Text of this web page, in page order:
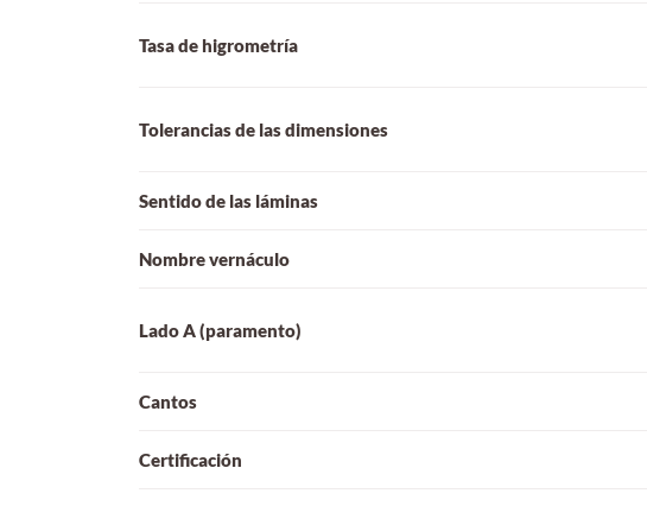
Tasa de higrometría
Tolerancias de las dimensiones
Sentido de las láminas
Nombre vernáculo
Lado A (paramento)
Cantos
Certificación